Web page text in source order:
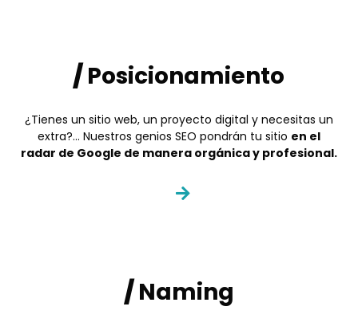
/Posicionamiento
¿Tienes un sitio web, un proyecto digital y necesitas un
extra?… Nuestros genios SEO pondrán tu sitio en el
radar de Google de manera orgánica y profesional.
/Naming